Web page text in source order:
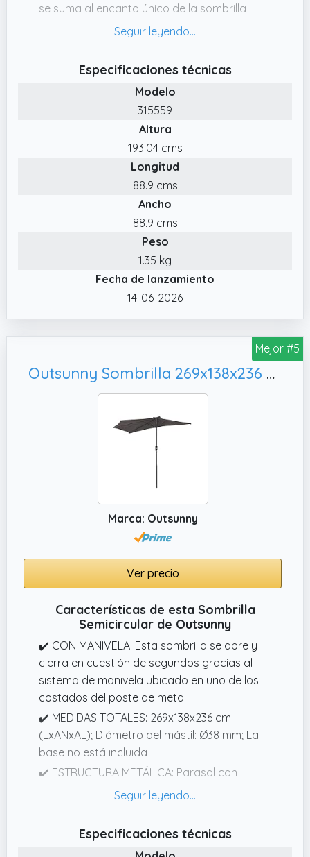
se suma al encanto único de la sombrilla
✔️ Además, esta sombrilla de jardín se puede
✔️ Hecha de poliéster protector UV y
sombrilla te proporciona una protección
óptima contra el sol y es fácil de limpiar
Especificaciones técnicas
Modelo
315559
Altura
193.04 cms
Longitud
88.9 cms
Ancho
88.9 cms
Peso
1.35 kg
Fecha de lanzamiento
14-06-2026
Mejor #5
Outsunny Sombrilla 269x138x236 cm Parasol de Jardín con Manivela y Forma Semicircular Tela Poliéster 180 g/m² para Exterior Terraza Patio Piscina Gris
Marca: Outsunny
Ver precio
Características de esta Sombrilla
Semicircular de Outsunny
✔️ CON MANIVELA: Esta sombrilla se abre y
cierra en cuestión de segundos gracias al
sistema de manivela ubicado en uno de los
costados del poste de metal
✔️ MEDIDAS TOTALES: 269x138x236 cm
(LxANxAL); Diámetro del mástil: Ø38 mm; La
base no está incluida
✔️ ESTRUCTURA METÁLICA: Parasol con
estructura metálica pintada con
intemperie y a la corrosión
Especificaciones técnicas